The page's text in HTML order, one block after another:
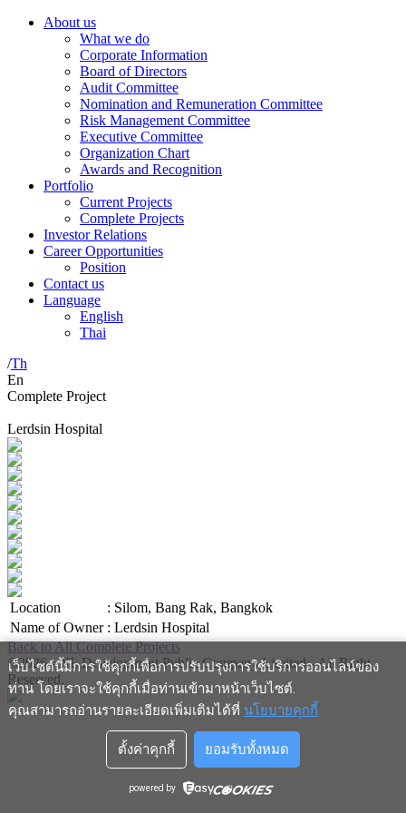
About us
What we do
Corporate Information
Board of Directors
Audit Committee
Nomination and Remuneration Committee
Risk Management Committee
Executive Committee
Organization Chart
Awards and Recognition
Portfolio
Current Projects
Complete Projects
Investor Relations
Career Opportunities
Position
Contact us
Language
English
Thai
Th
/
En
Complete Project
Lerdsin Hospital
Location : Silom, Bang Rak, Bangkok
Name of Owner : Lerdsin Hospital
Back to All Complete Projects
©2026 - NL Development Public Company Limited - All Right
Reserved.
เว็บไซต์นี้มีการใช้คุกกี้เพื่อการปรับปรุงการใช้บริการออนไลน์ของ
ท่าน โดยเราจะใช้คุกกี้เมื่อท่านเข้ามาหน้าเว็บไซต์.
คุณสามารถอ่านรายละเอียดเพิ่มเติมได้ที่ นโยบายคุกกี้
ตั้งค่าคุกกี้ ยอมรับทั้งหมด
powered by